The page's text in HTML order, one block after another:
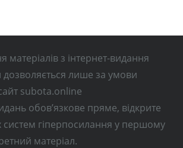
матеріалів з інтернет-видання
лише за умови
subota.online
обов’язкове пряме, відкрите
гіперпосилання у першому
матеріал.